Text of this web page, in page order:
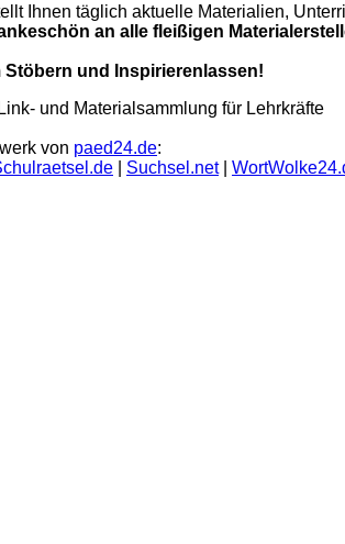
Ihnen täglich aktuelle Materialien,
an alle fleißigen
Stöbern und Inspirierenlassen!
und Materialsammlung für Lehrkräfte
von paed24.de:
Suchsel.net|